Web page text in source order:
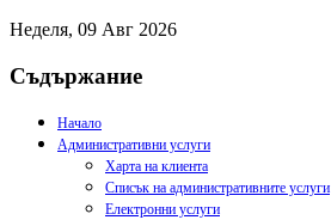
Неделя, 09 Авг 2026
Съдържание
Начало
Административни услуги
Харта на клиента
Списък на административните услуги
Електронни услуги